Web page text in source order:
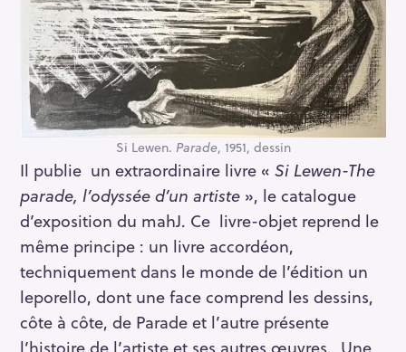
Si Lewen. Parade, 1951, dessin
Il publie un extraordinaire livre « Si Lewen-The
parade, l’odyssée d’un artiste », le catalogue
d’exposition du mahJ. Ce livre-objet reprend le
même principe : un livre accordéon,
techniquement dans le monde de l’édition un
leporello, dont une face comprend les dessins,
côte à côte, de Parade et l’autre présente
l’histoire de l’artiste et ses autres œuvres. Une